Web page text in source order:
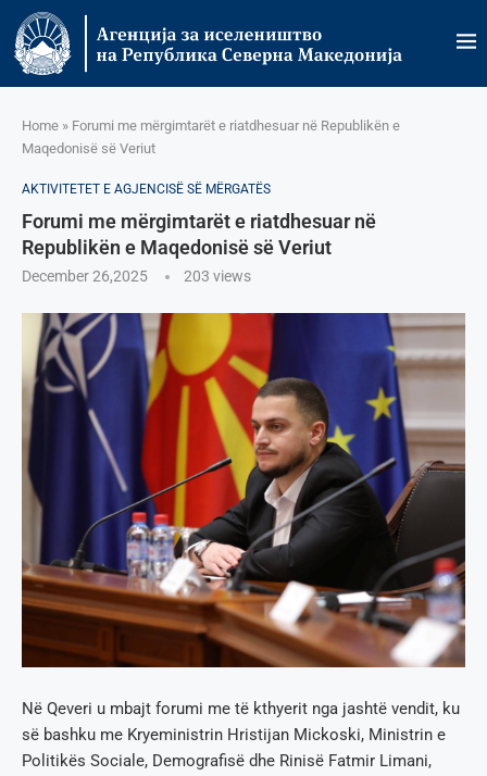
Home » Forumi me mërgimtarët e riatdhesuar në Republikën e
Maqedonisë së Veriut
AKTIVITETET E AGJENCISË SË МËRGATËS
Forumi me mërgimtarët e riatdhesuar në
Republikën e Maqedonisë së Veriut
December 26,2025 203 views
Në Qeveri u mbajt forumi me të kthyerit nga jashtë vendit, ku
së bashku me Kryeministrin Hristijan Mickoski, Ministrin e
Politikës Sociale, Demografisë dhe Rinisë Fatmir Limani,